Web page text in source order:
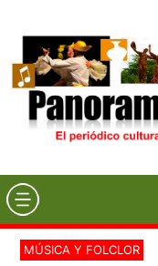
MÚSICA Y FOLCLOR